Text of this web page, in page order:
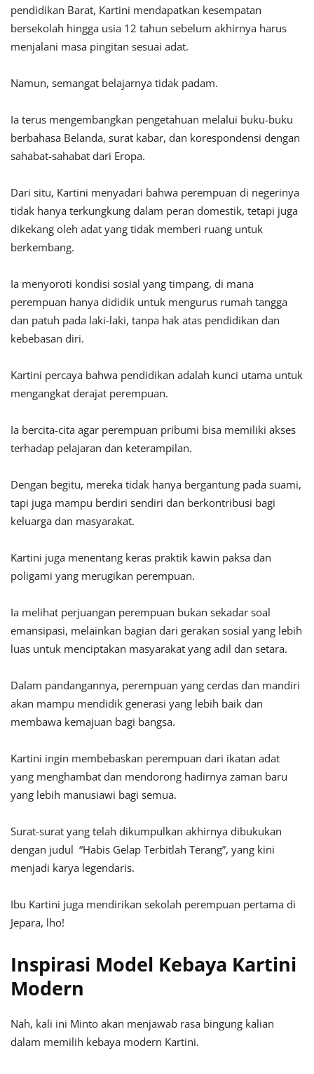
pendidikan Barat, Kartini mendapatkan kesempatan
bersekolah hingga usia 12 tahun sebelum akhirnya harus
menjalani masa pingitan sesuai adat.
Namun, semangat belajarnya tidak padam.
Ia terus mengembangkan pengetahuan melalui buku-buku
berbahasa Belanda, surat kabar, dan korespondensi dengan
sahabat-sahabat dari Eropa.
Dari situ, Kartini menyadari bahwa perempuan di negerinya
tidak hanya terkungkung dalam peran domestik, tetapi juga
dikekang oleh adat yang tidak memberi ruang untuk
berkembang.
Ia menyoroti kondisi sosial yang timpang, di mana
perempuan hanya dididik untuk mengurus rumah tangga
dan patuh pada laki-laki, tanpa hak atas pendidikan dan
kebebasan diri.
Kartini percaya bahwa pendidikan adalah kunci utama untuk
mengangkat derajat perempuan.
Ia bercita-cita agar perempuan pribumi bisa memiliki akses
terhadap pelajaran dan keterampilan.
Dengan begitu, mereka tidak hanya bergantung pada suami,
tapi juga mampu berdiri sendiri dan berkontribusi bagi
keluarga dan masyarakat.
Kartini juga menentang keras praktik kawin paksa dan
poligami yang merugikan perempuan.
Ia melihat perjuangan perempuan bukan sekadar soal
emansipasi, melainkan bagian dari gerakan sosial yang lebih
luas untuk menciptakan masyarakat yang adil dan setara.
Dalam pandangannya, perempuan yang cerdas dan mandiri
akan mampu mendidik generasi yang lebih baik dan
membawa kemajuan bagi bangsa.
Kartini ingin membebaskan perempuan dari ikatan adat
yang menghambat dan mendorong hadirnya zaman baru
yang lebih manusiawi bagi semua.
Surat-surat yang telah dikumpulkan akhirnya dibukukan
dengan judul “Habis Gelap Terbitlah Terang”, yang kini
menjadi karya legendaris.
Ibu Kartini juga mendirikan sekolah perempuan pertama di
Jepara, lho!
Inspirasi Model Kebaya Kartini
Modern
Nah, kali ini Minto akan menjawab rasa bingung kalian
dalam memilih kebaya modern Kartini.